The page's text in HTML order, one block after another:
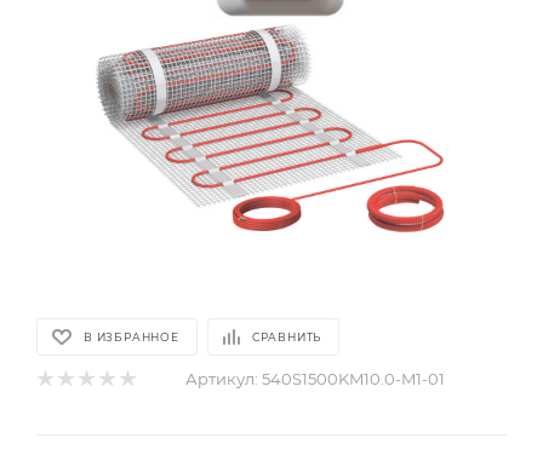
В ИЗБРАННОЕ СРАВНИТЬ
Артикул: 540S1500KM10.0-M1-01